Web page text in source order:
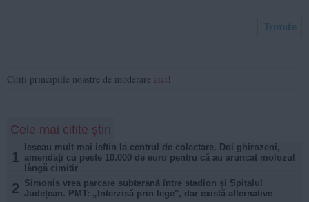
Citiți principiile noastre de moderare aici!
Cele mai citite știri
1
Ieșeau mult mai ieftin la centrul de colectare. Doi ghirozeni,
amendați cu peste 10.000 de euro pentru că au aruncat molozul
lângă cimitir
2 Simonis vrea parcare subterană între stadion și Spitalul
Județean. PMT: „Interzisă prin lege", dar există alternative